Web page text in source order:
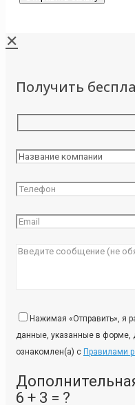
✕
Получить
Нажимая «Отправить», я
данные, указанные в форме,
ознакомлен(а) с Правилами
6 + 3 = ?